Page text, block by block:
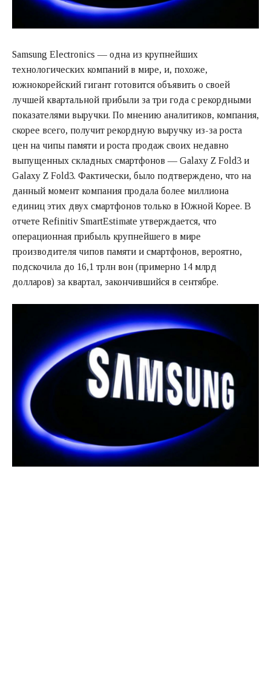
Samsung Electronics — одна из крупнейших
технологических компаний в мире, и, похоже,
южнокорейский гигант готовится объявить о своей
лучшей квартальной прибыли за три года с рекордными
показателями выручки. По мнению аналитиков, компания,
скорее всего, получит рекордную выручку из-за роста
цен на чипы памяти и роста продаж своих недавно
выпущенных складных смартфонов — Galaxy Z Fold3 и
Galaxy Z Fold3. Фактически, было подтверждено, что на
данный момент компания продала более миллиона
единиц этих двух смартфонов только в Южной Корее. В
отчете Refinitiv SmartEstimate утверждается, что
операционная прибыль крупнейшего в мире
производителя чипов памяти и смартфонов, вероятно,
подскочила до 16,1 трлн вон (примерно 14 млрд
долларов) за квартал, закончившийся в сентябре.